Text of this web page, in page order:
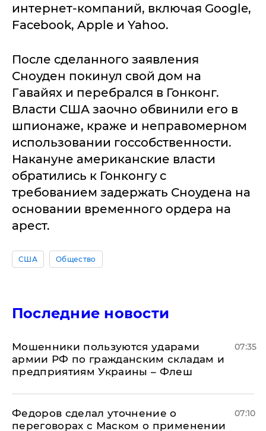
интернет-компаний, включая Google,
Facebook, Apple и Yahoo.
После сделанного заявления
Сноуден покинул свой дом на
Гавайях и перебрался в Гонконг.
Власти США заочно обвинили его в
шпионаже, краже и неправомерном
использовании госсобственности.
Накануне американские власти
обратились к Гонконгу с
требованием задержать Сноудена на
основании временного ордера на
арест.
США Общество
Последние новости
Мошенники пользуются ударами
армии РФ по гражданским складам и
предприятиям Украины – Флеш
07:35
Федоров сделал уточнение о
переговорах с Маском о применении
07:10